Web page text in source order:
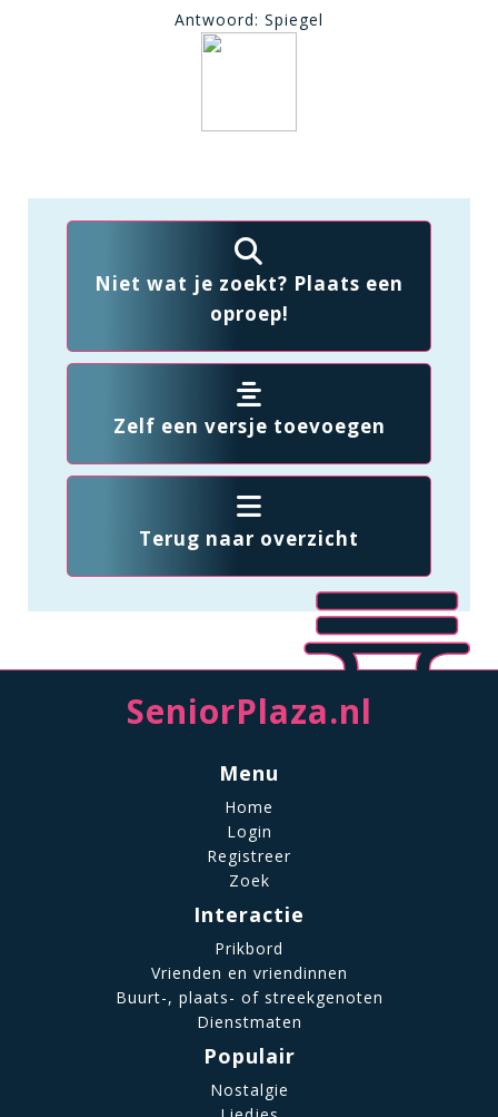
Antwoord: Spiegel
Niet wat je zoekt? Plaats een
oproep!
Zelf een versje toevoegen
Terug naar overzicht
SeniorPlaza.nl
Menu
Home
Login
Registreer
Zoek
Interactie
Prikbord
Vrienden en vriendinnen
Buurt-, plaats- of streekgenoten
Dienstmaten
Populair
Nostalgie